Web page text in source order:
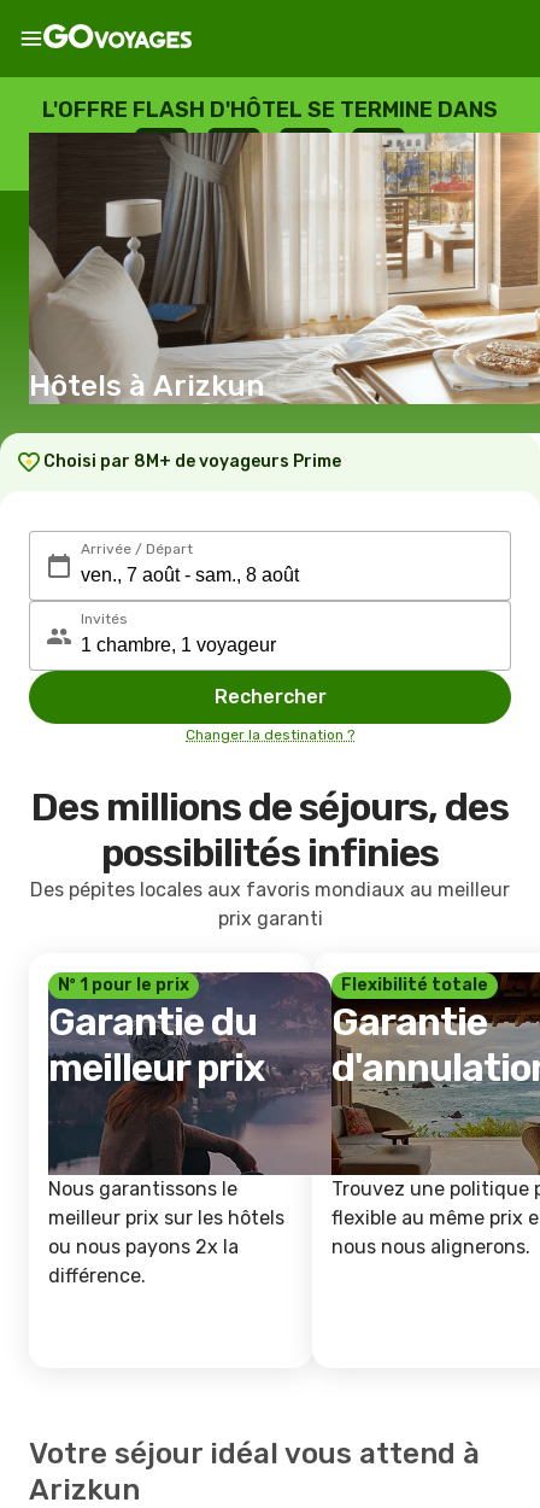
L'OFFRE FLASH D'HÔTEL SE TERMINE DANS
--
JOURS
: --
HEURES
: --
SECONDES
Hôtels à Arizkun
Choisi par 8M+ de voyageurs Prime
Arrivée / Départ
Invités
Rechercher
Changer la destination ?
Des millions de séjours, des
possibilités infinies
Des pépites locales aux favoris mondiaux au meilleur
prix garanti
Nº 1 pour le prix
Garantie du
meilleur prix
Nous garantissons le
meilleur prix sur les hôtels
ou nous payons 2x la
différence.
Flexibilité totale
Garantie
Trouvez une politique
flexible au même prix
nous nous alignerons.
Votre séjour idéal vous attend à
Arizkun